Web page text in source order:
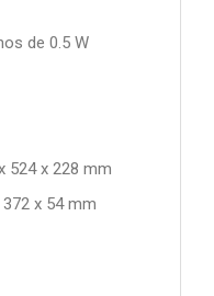
de 0.5 W
524 x 228 mm
x 54 mm